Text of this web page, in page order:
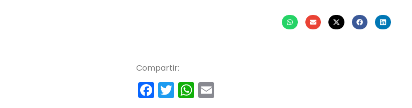
Compartir:
Facebook
TwitterWhatsApp